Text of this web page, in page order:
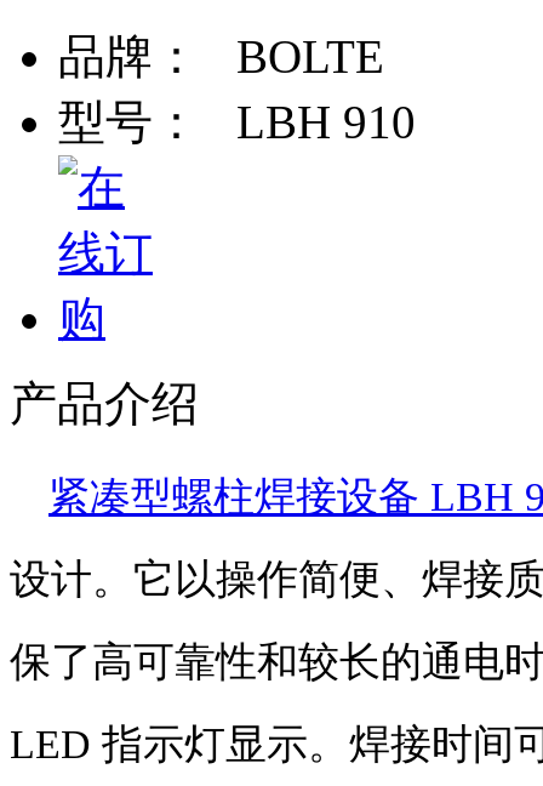
品牌：
BOLTE
型号：
LBH 910
产品介绍
紧凑型螺柱焊接设备 LBH
设计。它以操作简便、焊接
保了高可靠性和较长的通电
LED 指示灯显示。焊接时间